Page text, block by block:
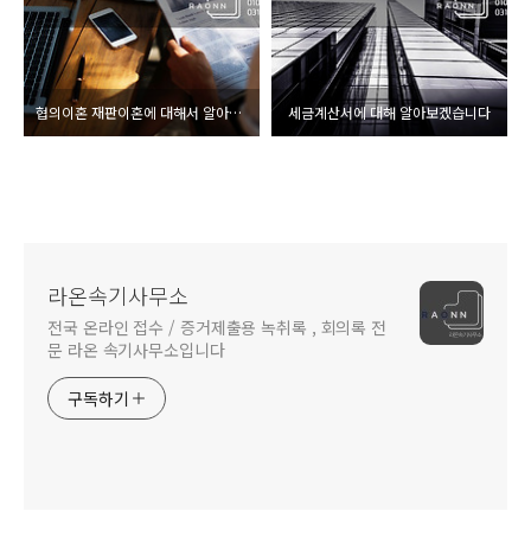
협의이혼 재판이혼에 대해서 알아보겠습니다 세금계산서에 대해 알아보겠습니다
라온속기사무소
전국 온라인 접수 / 증거제출용 녹취록 , 회의록 전
문 라온 속기사무소입니다
구독하기